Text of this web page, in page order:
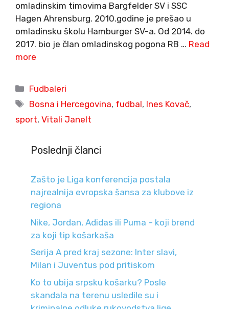
omladinskim timovima Bargfelder SV i SSC
Hagen Ahrensburg. 2010.godine je prešao u
omladinsku školu Hamburger SV-a. Od 2014. do
2017. bio je član omladinskog pogona RB … Read
more
Categories
Fudbaleri
Tags
Bosna i Hercegovina, fudbal, Ines Kovač,
sport, Vitali Janelt
Poslednji članci
Zašto je Liga konferencija postala
najrealnija evropska šansa za klubove iz
regiona
Nike, Jordan, Adidas ili Puma – koji brend
za koji tip košarkaša
Serija A pred kraj sezone: Inter slavi,
Milan i Juventus pod pritiskom
Ko to ubija srpsku košarku? Posle
skandala na terenu usledile su i